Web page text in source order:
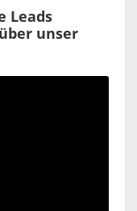
Leads
unser